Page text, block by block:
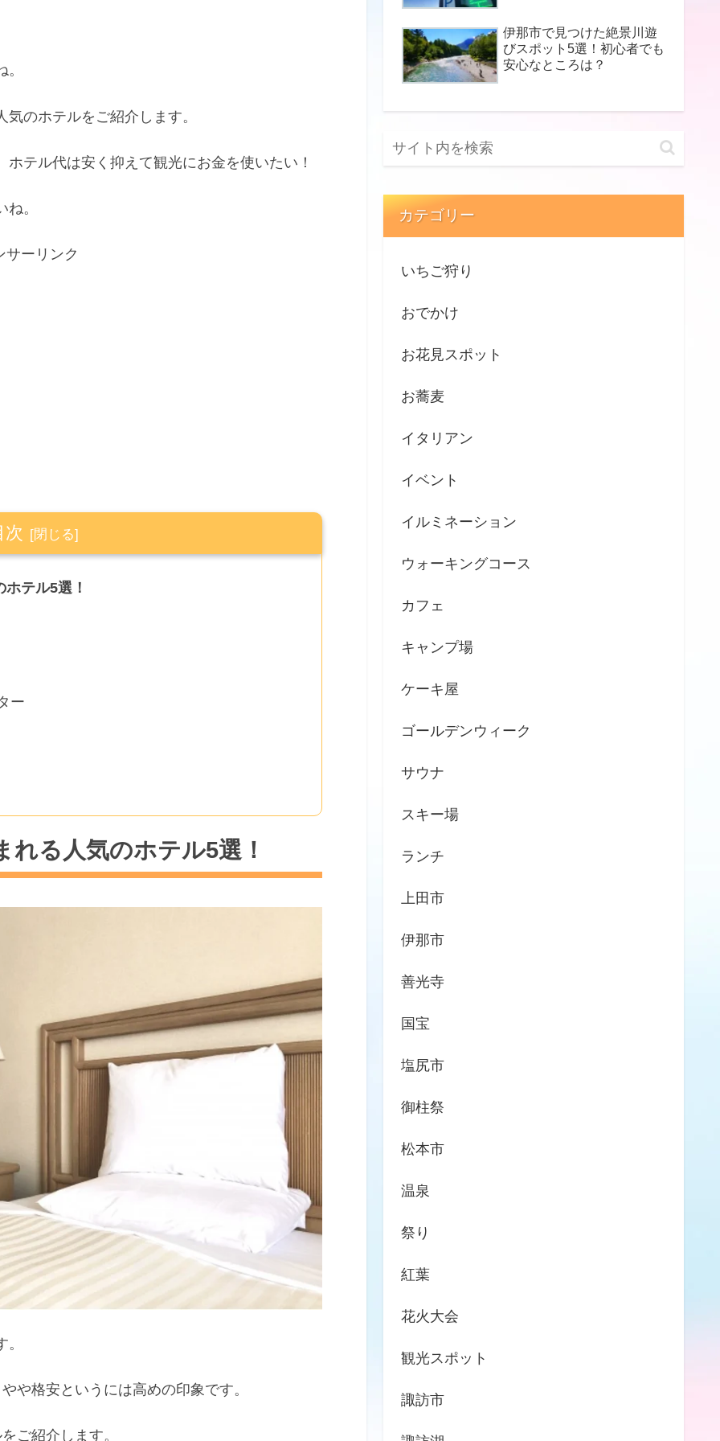
のホテルをご紹介します。
テル代は安く抑えて観光にお金を使いたい！
。
サーリンク
次
テル5選！
ー
れる人気のホテル5選！
や格安というには高めの印象です。
ご紹介します。
伊那市で見つけた絶景川遊
びスポット5選！初心者でも
安心なところは？
カテゴリー
いちご狩り
おでかけ
お花見スポット
お蕎麦
イタリアン
イベント
イルミネーション
ウォーキングコース
カフェ
キャンプ場
ケーキ屋
ゴールデンウィーク
サウナ
スキー場
ランチ
上田市
伊那市
善光寺
国宝
塩尻市
御柱祭
松本市
温泉
祭り
紅葉
花火大会
観光スポット
諏訪市